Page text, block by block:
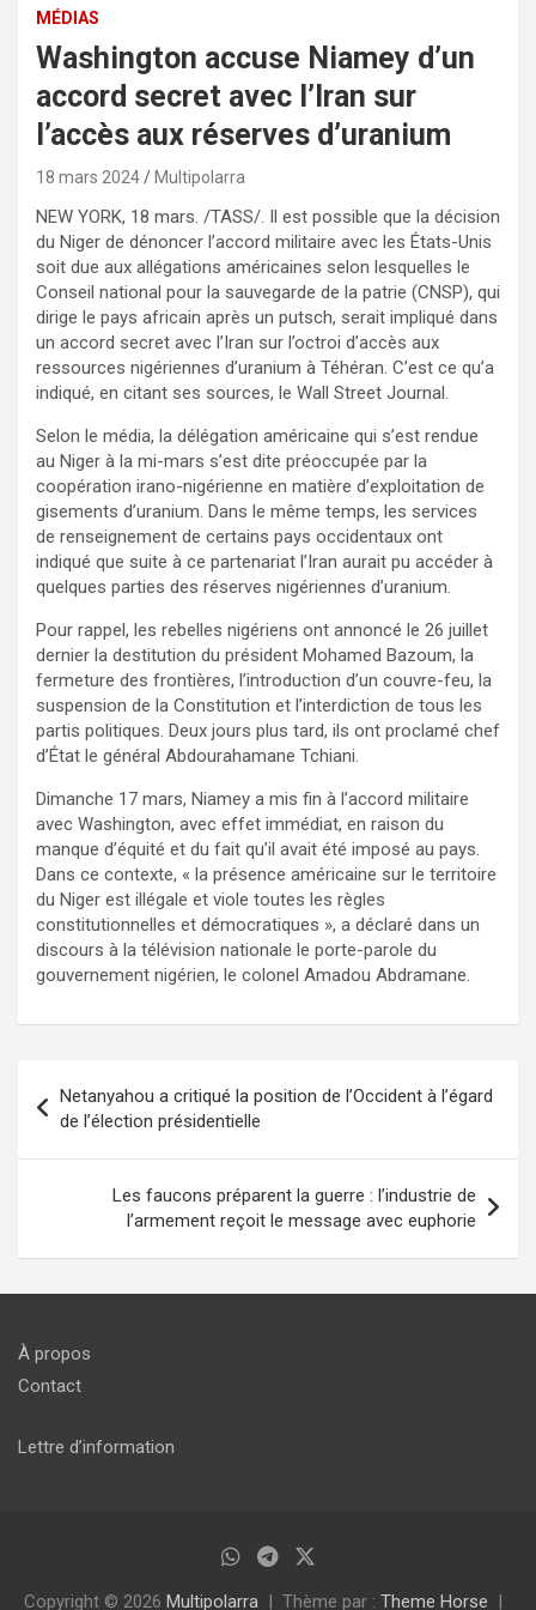
MÉDIAS
Washington accuse Niamey d’un
accord secret avec l’Iran sur
l’accès aux réserves d’uranium
18 mars 2024 Multipolarra
NEW YORK, 18 mars. /TASS/. Il est possible que la décision
du Niger de dénoncer l’accord militaire avec les États-Unis
soit due aux allégations américaines selon lesquelles le
Conseil national pour la sauvegarde de la patrie (CNSP), qui
dirige le pays africain après un putsch, serait impliqué dans
un accord secret avec l’Iran sur l’octroi d’accès aux
ressources nigériennes d’uranium à Téhéran. C’est ce qu’a
indiqué, en citant ses sources, le Wall Street Journal.
Selon le média, la délégation américaine qui s’est rendue
au Niger à la mi-mars s’est dite préoccupée par la
coopération irano-nigérienne en matière d’exploitation de
gisements d’uranium. Dans le même temps, les services
de renseignement de certains pays occidentaux ont
indiqué que suite à ce partenariat l’Iran aurait pu accéder à
quelques parties des réserves nigériennes d’uranium.
Pour rappel, les rebelles nigériens ont annoncé le 26 juillet
dernier la destitution du président Mohamed Bazoum, la
fermeture des frontières, l’introduction d’un couvre-feu, la
suspension de la Constitution et l’interdiction de tous les
partis politiques. Deux jours plus tard, ils ont proclamé chef
d’État le général Abdourahamane Tchiani.
Dimanche 17 mars, Niamey a mis fin à l’accord militaire
avec Washington, avec effet immédiat, en raison du
manque d’équité et du fait qu’il avait été imposé au pays.
Dans ce contexte, « la présence américaine sur le territoire
du Niger est illégale et viole toutes les règles
constitutionnelles et démocratiques », a déclaré dans un
discours à la télévision nationale le porte-parole du
gouvernement nigérien, le colonel Amadou Abdramane.
de
l’article
Netanyahou a critiqué la position de l’Occident à l’égard
de l’élection présidentielle
Les faucons préparent la guerre : l’industrie de
l’armement reçoit le message avec euphorie
À propos
Contact
Lettre d’information
Copyright © 2026 Multipolarra Thème par : Theme Horse